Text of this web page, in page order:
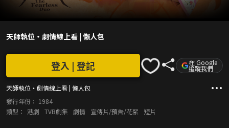
天師執位・劇情線上看 | 懶人包
天師執位・劇情線上看 | 懶人包
登入 | 登記 在 Google
追蹤我們
發行年份： 1984
類型： 港劇 TVB劇集 劇情 宣傳片/預告/花絮 短片